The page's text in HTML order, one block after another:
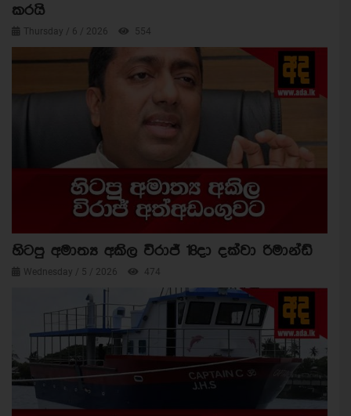
කරයි
Thursday / 6 / 2026 554
හිටපු අමාත්‍ය අකිල විරාජ් 18දා දක්වා රිමාන්ඩ්
Wednesday / 5 / 2026 474